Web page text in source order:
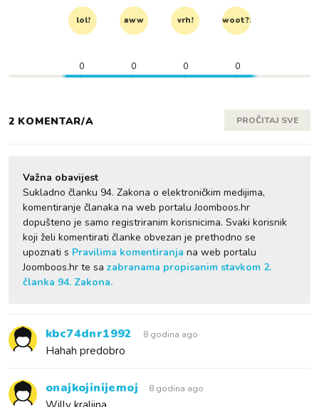
lol! aww vrh! woot?!
0 0 0 0
2 KOMENTAR/A PROČITAJ SVE
Važna obavijest
Sukladno članku 94. Zakona o elektroničkim medijima,
komentiranje članaka na web portalu Joomboos.hr
dopušteno je samo registriranim korisnicima. Svaki korisnik
koji želi komentirati članke obvezan je prethodno se
upoznati s Pravilima komentiranja na web portalu
Joomboos.hr te sa zabranama propisanim stavkom 2.
članka 94. Zakona.
kbc74dnr1992 8 godina ago
Hahah predobro
onajkojinijemoj 8 godina ago